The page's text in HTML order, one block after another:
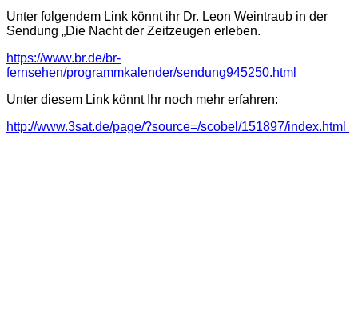
Unter folgendem Link könnt ihr Dr. Leon Weintraub in der
Sendung „Die Nacht der Zeitzeugen erleben.
https://www.br.de/br-
fernsehen/programmkalender/sendung945250.html
Unter diesem Link könnt Ihr noch mehr erfahren:
http://www.3sat.de/page/?source=/scobel/151897/index.html